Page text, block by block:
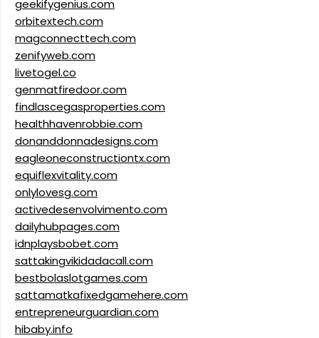
geekifygenius.com
orbitextech.com
magconnecttech.com
zenifyweb.com
livetogel.co
genmatfiredoor.com
findlascegasproperties.com
healthhavenrobbie.com
donanddonnadesigns.com
eagleoneconstructiontx.com
equiflexvitality.com
onlylovesg.com
activedesenvolvimento.com
dailyhubpages.com
idnplaysbobet.com
sattakingvikidadacall.com
bestbolaslotgames.com
sattamatkafixedgamehere.com
entrepreneurguardian.com
hibaby.info